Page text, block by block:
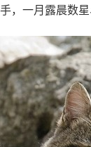
，一月露晨数